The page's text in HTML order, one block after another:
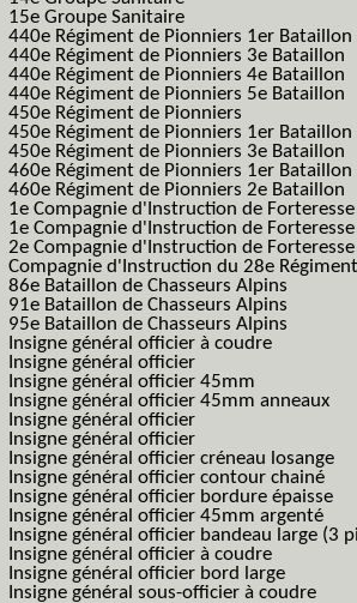
15e Groupe Sanitaire
440e Régiment de Pionniers 1er Bataillon
440e Régiment de Pionniers 3e Bataillon
440e Régiment de Pionniers 4e Bataillon
440e Régiment de Pionniers 5e Bataillon
450e Régiment de Pionniers
450e Régiment de Pionniers 1er Bataillon
450e Régiment de Pionniers 3e Bataillon
460e Régiment de Pionniers 1er Bataillon
460e Régiment de Pionniers 2e Bataillon
1e Compagnie d'Instruction de
1e Compagnie d'Instruction de
2e Compagnie d'Instruction de
Compagnie d'Instruction du 28e
86e Bataillon de Chasseurs Alpins
91e Bataillon de Chasseurs Alpins
95e Bataillon de Chasseurs Alpins
Insigne général officier à coudre
Insigne général officier
Insigne général officier 45mm
Insigne général officier 45mm anneaux
Insigne général officier
Insigne général officier
Insigne général officier créneau losange
Insigne général officier contour chainé
Insigne général officier bordure épaisse
Insigne général officier 45mm argenté
Insigne général officier bandeau large (3
Insigne général officier à coudre
Insigne général officier bord large
Insigne général sous-officier à coudre